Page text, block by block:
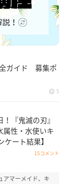
ガイド 募集ポ
5
『鬼滅の刃』
属性・水使いキ
ケート結果】
15コメント
アマーメイド、キ